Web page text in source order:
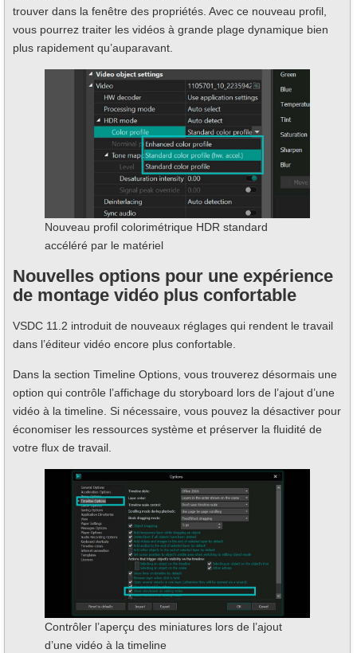
trouver dans la fenêtre des propriétés. Avec ce nouveau profil,
vous pourrez traiter les vidéos à grande plage dynamique bien
plus rapidement qu’auparavant.
Nouveau profil colorimétrique HDR standard
accéléré par le matériel
Nouvelles options pour une expérience
de montage vidéo plus confortable
VSDC 11.2 introduit de nouveaux réglages qui rendent le travail
dans l’éditeur vidéo encore plus confortable.
Dans la section Timeline Options, vous trouverez désormais une
option qui contrôle l’affichage du storyboard lors de l’ajout d’une
vidéo à la timeline. Si nécessaire, vous pouvez la désactiver pour
économiser les ressources système et préserver la fluidité de
votre flux de travail.
Contrôler l’aperçu des miniatures lors de l’ajout
d’une vidéo à la timeline